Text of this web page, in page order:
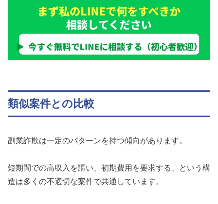
類似案件との比較
副業詐欺は一定のパターンを持つ傾向があります。
短期間での高収入を謳い、初期費用を要求する、という構
造は多くの不適切な案件で共通しています。